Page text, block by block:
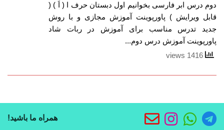
دوم درس ابر فارسی بخوانیم اول دبستان حرف ا ( اَ ) (
قابل ویرایش ) پاورپوینت آموزش مجازی و با روش
جدید تدرس مناسب برای آموزش در ربات شاد
پاورپوینت آموزش درس دوم...
همراه ما باشید!